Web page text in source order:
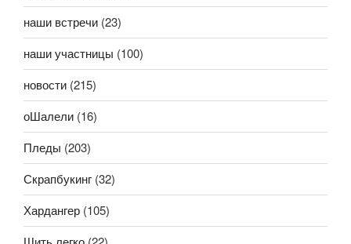
наши встречи (23)
наши участницы (100)
новости (215)
оШалели (16)
Пледы (203)
Скрапбукинг (32)
Хардангер (105)